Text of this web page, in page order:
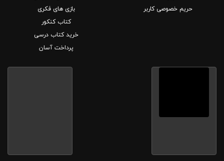
حریم خصوصی کاربر
بازی های فکری
کتاب کنکور
خرید کتاب درسی
پرداخت آسان